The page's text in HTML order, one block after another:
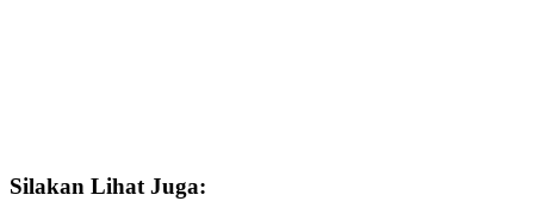
Silakan Lihat Juga: